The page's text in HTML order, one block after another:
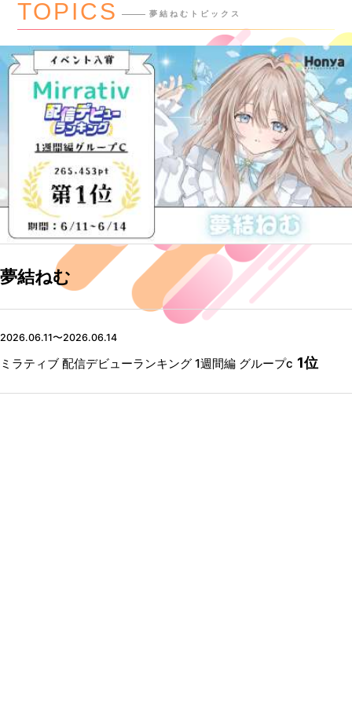
TOPICS 夢結ねむトピックス
夢結ねむ
2026.06.11〜2026.06.14
ミラティブ 配信デビューランキング 1週間編 グループc 1位